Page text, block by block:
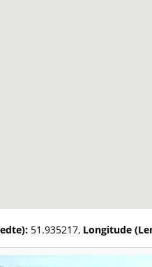
51.935217, Longitude